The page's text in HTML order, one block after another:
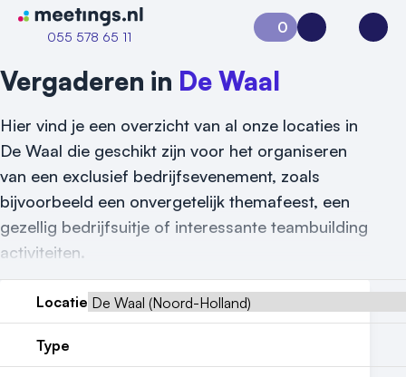
Naar home van Meetings
055 578 65 11
Vraag locatie aan
Locatiegids
Meld locatie aan
Nieuws
0
Aanvraag 0Inloggen
Vergaderen in De Waal
Hier vind je een overzicht van al onze locaties in
De Waal die geschikt zijn voor het organiseren
van een exclusief bedrijfsevenement, zoals
bijvoorbeeld een onvergetelijk themafeest, een
gezellig bedrijfsuitje of interessante teambuilding
activiteiten.
Locatie
Type